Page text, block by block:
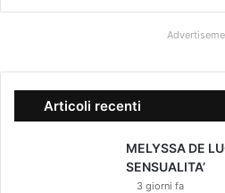
Articoli recenti
MELYSSA DE
SENSUALITA’
3 giorni fa